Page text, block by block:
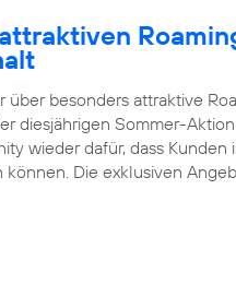
über besonders attraktive
diesjährigen Sommer-
wieder dafür, dass Kunden
Die exklusiven